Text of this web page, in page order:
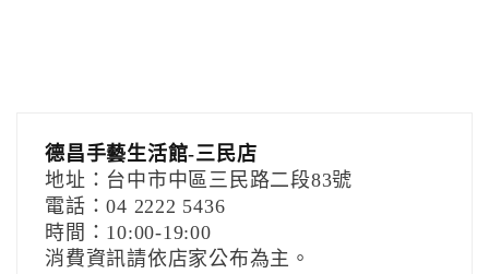
德昌手藝生活館-三民店
地址：台中市中區三民路二段83號
電話：04 2222 5436
時間：10:00-19:00
消費資訊請依店家公布為主。